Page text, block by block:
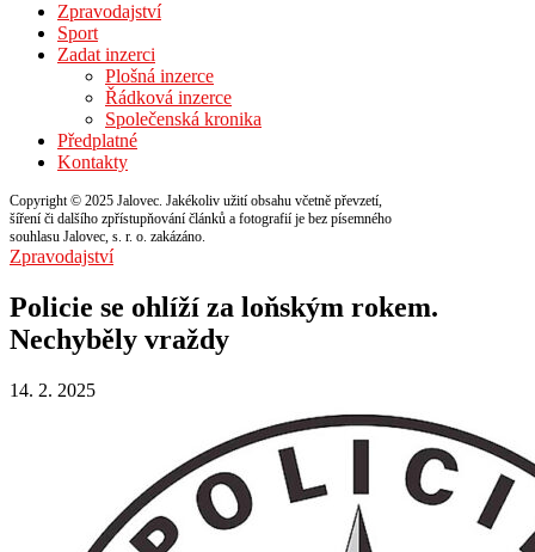
Zpravodajství
Sport
Zadat inzerci
Plošná inzerce
Řádková inzerce
Společenská kronika
Předplatné
Kontakty
Copyright © 2025 Jalovec. Jakékoliv užití obsahu včetně převzetí,
šíření či dalšího zpřístupňování článků a fotografií je bez písemného
souhlasu Jalovec, s. r. o. zakázáno.
Zpravodajství
Policie se ohlíží za loňským rokem.
Nechyběly vraždy
14. 2. 2025